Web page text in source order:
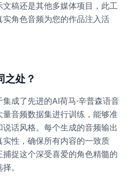
稿还是其他多媒体项目，此工
角色音频为您的作品注入活
之处？
成了先进的AI荷马·辛普森语音
音频数据集进行训练，能够准
话风格。每个生成的音频输出
性，确保所有内容的一致质
捉这个深受喜爱的角色精髓的
。